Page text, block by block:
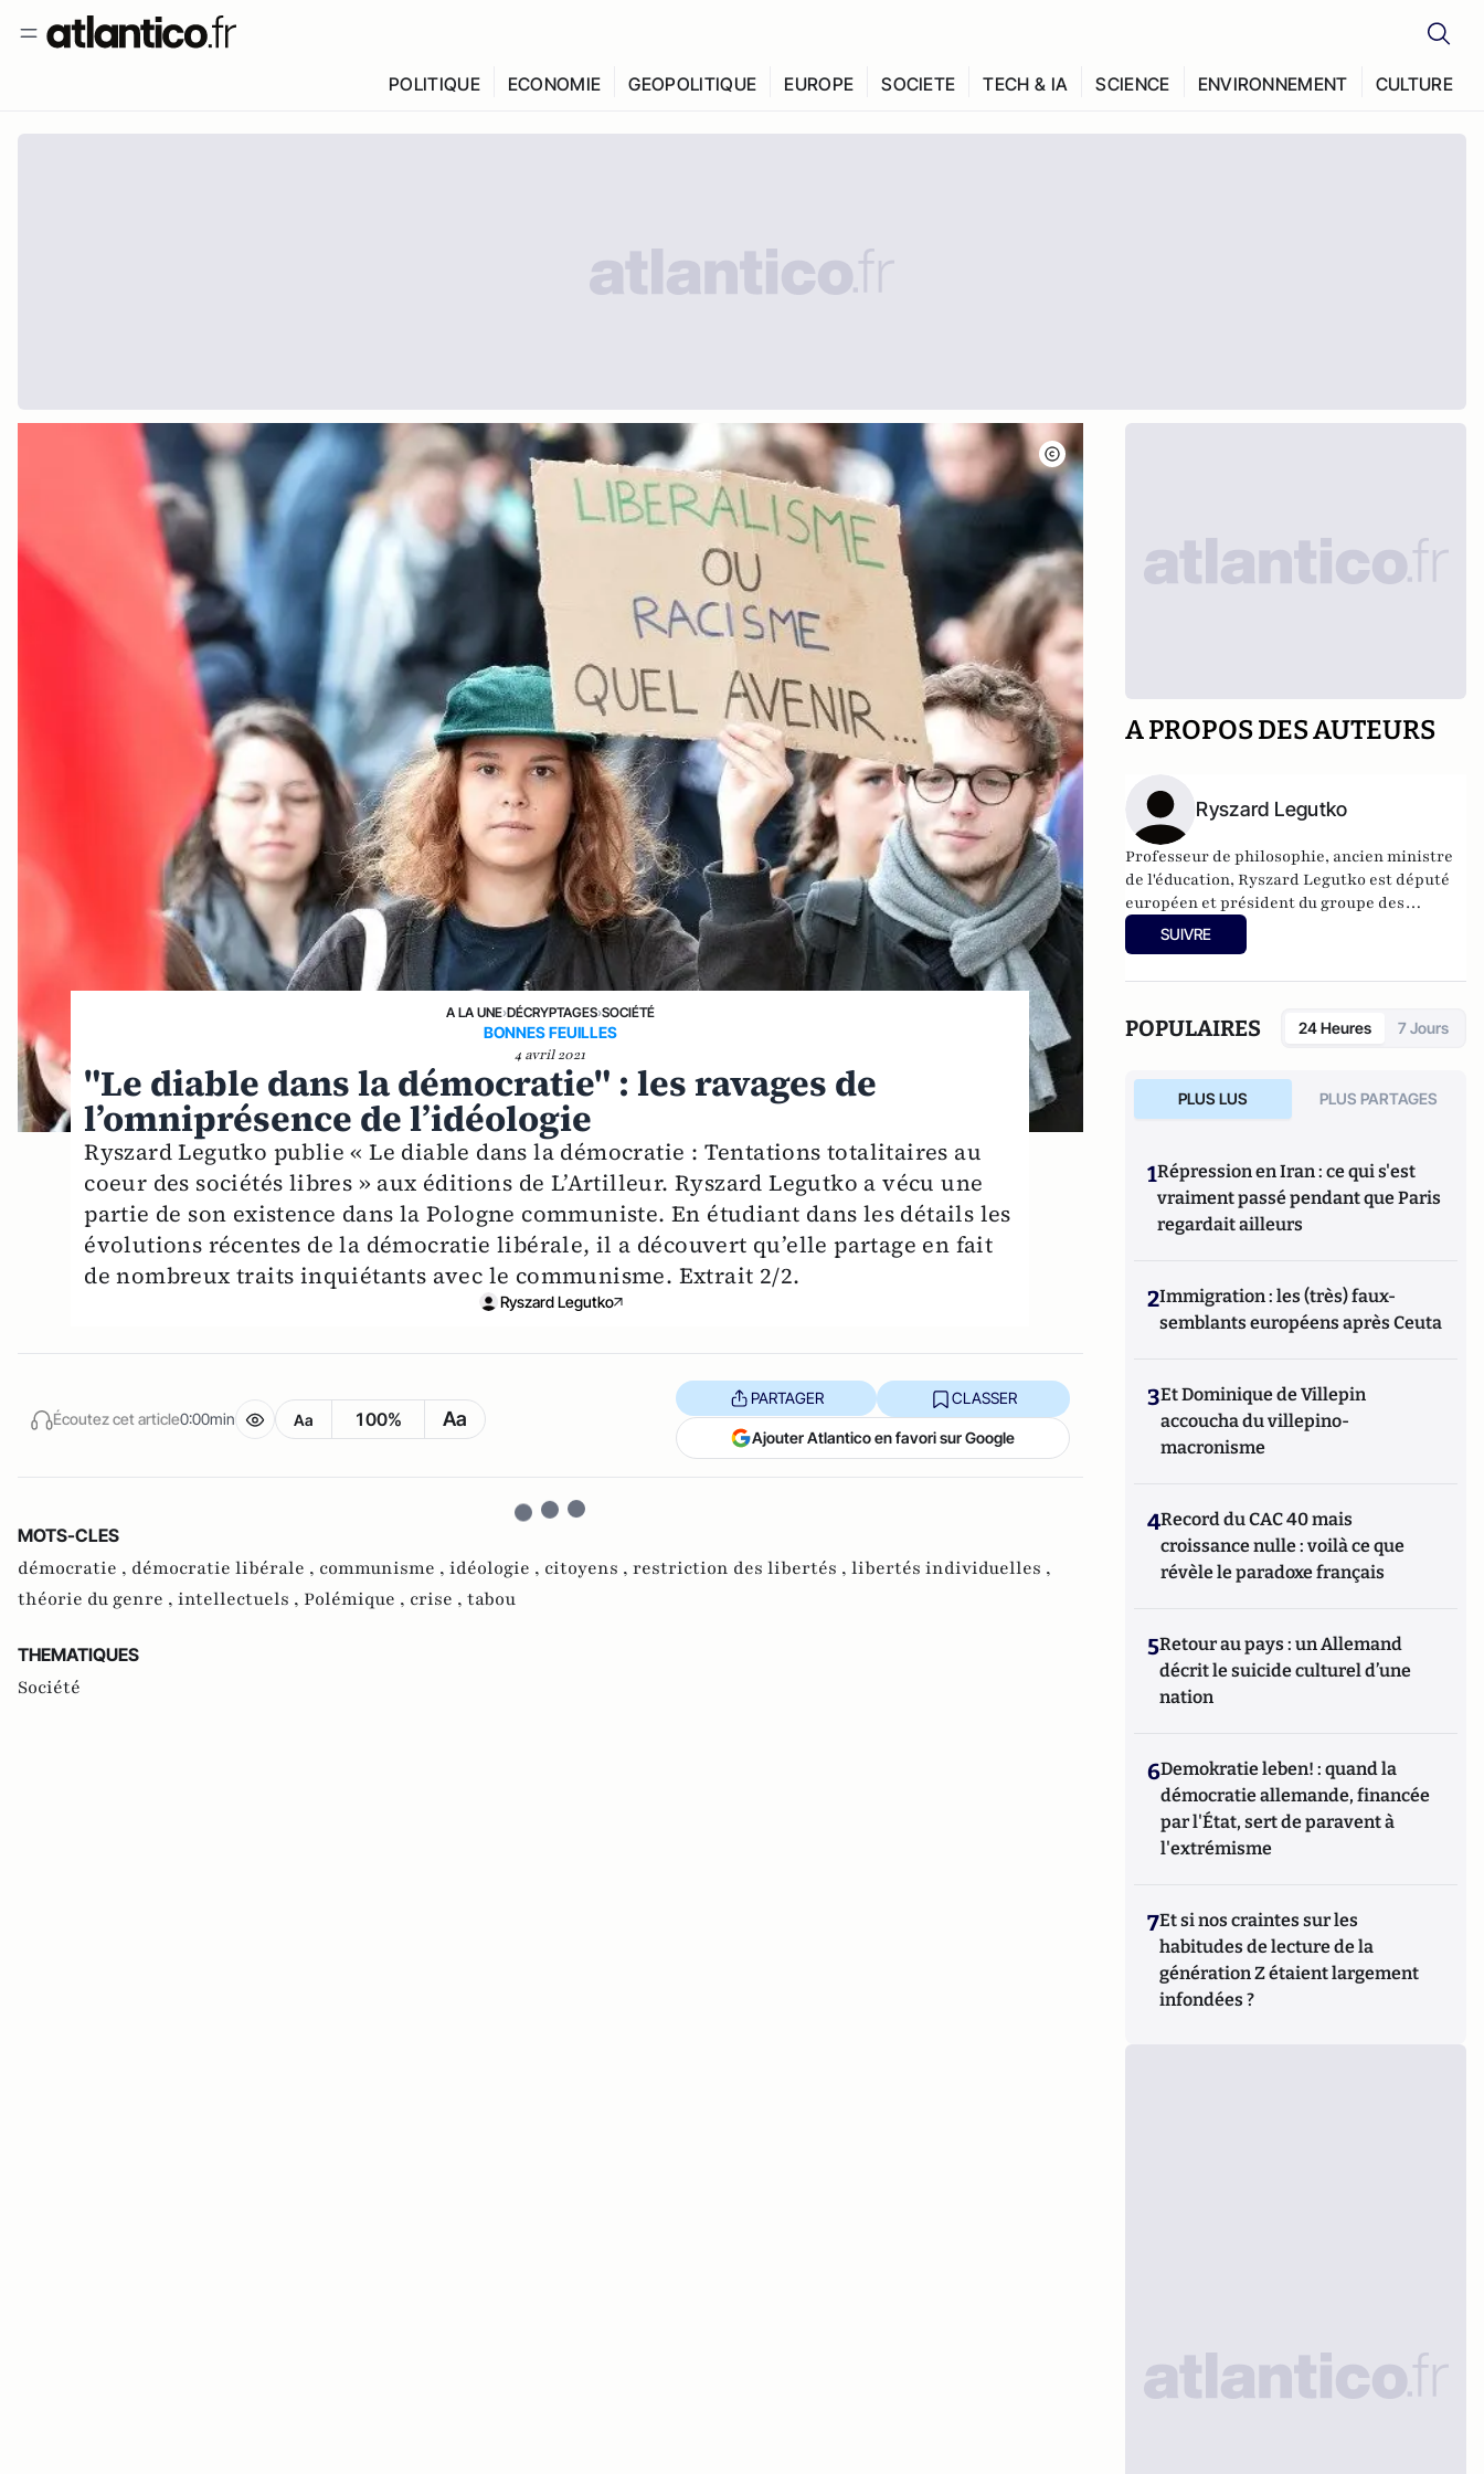
POLITIQUE ECONOMIE GEOPOLITIQUE EUROPE SOCIETE TECH & IA SCIENCE ENVIRONNEMENT CULTURE
A LA UNE›DÉCRYPTAGES›SOCIÉTÉ
BONNES FEUILLES
4 avril 2021
"Le diable dans la démocratie" : les ravages de
l’omniprésence de l’idéologie
Ryszard Legutko publie « Le diable dans la démocratie : Tentations totalitaires au
coeur des sociétés libres » aux éditions de L’Artilleur. Ryszard Legutko a vécu une
partie de son existence dans la Pologne communiste. En étudiant dans les détails les
évolutions récentes de la démocratie libérale, il a découvert qu’elle partage en fait
de nombreux traits inquiétants avec le communisme. Extrait 2/2.
Ryszard Legutko
Écoutez cet article0:00min Aa 100% Aa
PARTAGER CLASSER
Ajouter Atlantico en favori sur Google
MOTS-CLES
démocratie , démocratie libérale , communisme , idéologie , citoyens , restriction des libertés , libertés individuelles ,
théorie du genre , intellectuels , Polémique , crise , tabou
THEMATIQUES
Société
A PROPOS DES AUTEURS
Ryszard Legutko
Professeur de philosophie, ancien ministre
de l'éducation, Ryszard Legutko est député
européen et président du groupe des
conservateurs et réformistes européens. Le
Diable dans la démocratie a rencontré un
SUIVRE
POPULAIRES 24 Heures 7 Jours
PLUS LUS PLUS PARTAGES
1Répression en Iran : ce qui s'est
vraiment passé pendant que Paris
regardait ailleurs
2Immigration : les (très) faux-
semblants européens après Ceuta
3Et Dominique de Villepin
accoucha du villepino-
macronisme
4Record du CAC 40 mais
croissance nulle : voilà ce que
révèle le paradoxe français
5Retour au pays : un Allemand
décrit le suicide culturel d’une
nation
6Demokratie leben! : quand la
démocratie allemande, financée
par l'État, sert de paravent à
l'extrémisme
7Et si nos craintes sur les
habitudes de lecture de la
génération Z étaient largement
infondées ?